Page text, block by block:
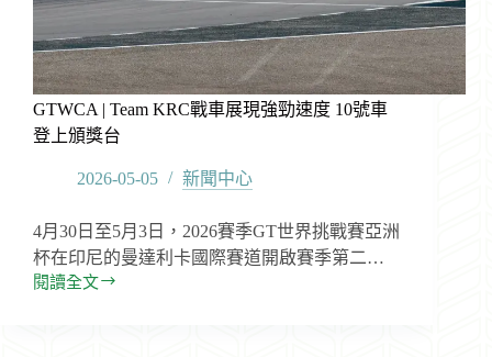
GTWCA | Team KRC戰車展現強勁速度 10號車
登上頒獎台
2026-05-05 新聞中心
4月30日至5月3日，2026賽季GT世界挑戰賽亞洲
杯在印尼的曼達利卡國際賽道開啟賽季第二…
閱讀全文
GTWCA